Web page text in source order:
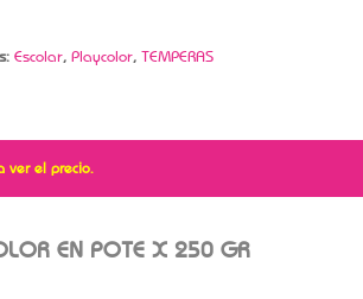
Escolar, Playcolor, TEMPERAS
ver el precio.
EN POTE X 250 GR